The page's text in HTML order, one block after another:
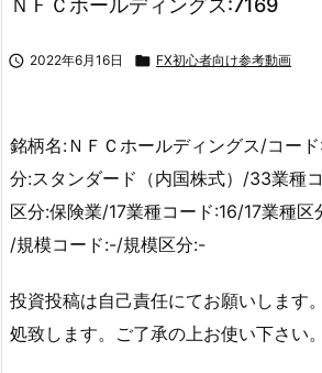
ＮＦＣホールディングス:7169
 2022年6月16日  FX初心者向け参考動画
銘柄名:ＮＦＣホールディングス/コー
分:スタンダード（内国株式）/33業種
区分:保険業/17業種コード:16/17業種区
/規模コード:-/規模区分:-
投資投稿は自己責任にてお願いします
処致します。ご了承の上お使い下さい。